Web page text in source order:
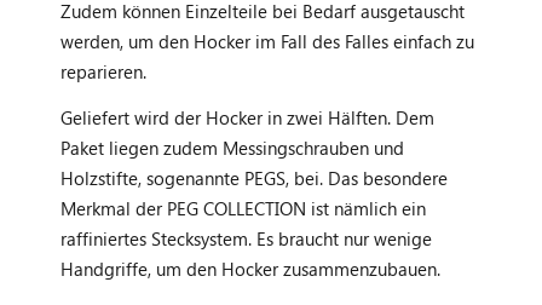
Zudem können Einzelteile bei Bedarf ausgetauscht
werden, um den Hocker im Fall des Falles einfach zu
reparieren.
Geliefert wird der Hocker in zwei Hälften. Dem
Paket liegen zudem Messingschrauben und
Holzstifte, sogenannte PEGS, bei. Das besondere
Merkmal der PEG COLLECTION ist nämlich ein
raffiniertes Stecksystem. Es braucht nur wenige
Handgriffe, um den Hocker zusammenzubauen.